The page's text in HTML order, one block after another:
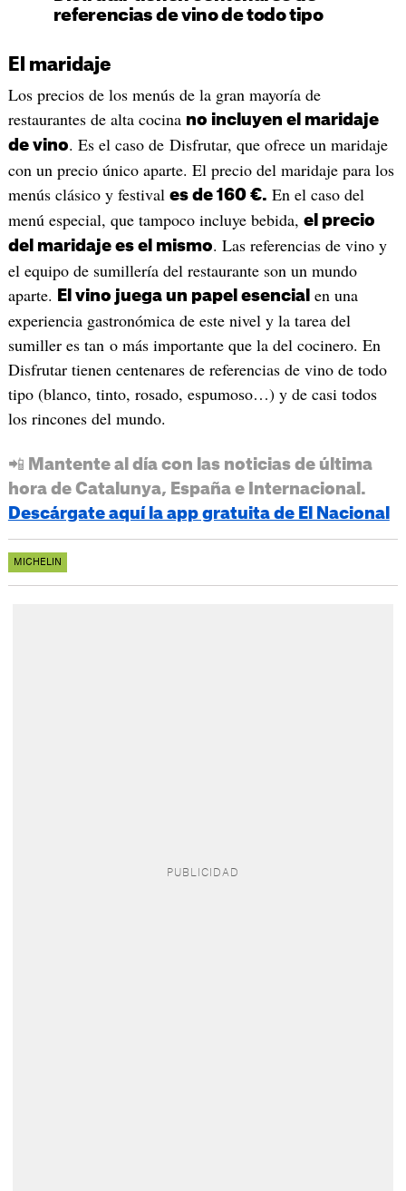
referencias de vino de todo tipo
El maridaje
Los precios de los menús de la gran mayoría de
restaurantes de alta cocina no incluyen el maridaje
de vino. Es el caso de Disfrutar, que ofrece un maridaje
con un precio único aparte. El precio del maridaje para los
menús clásico y festival es de 160 €. En el caso del
menú especial, que tampoco incluye bebida, el precio
del maridaje es el mismo. Las referencias de vino y
el equipo de sumillería del restaurante son un mundo
aparte.
El vino juega un papel esencial en una
experiencia gastronómica de este nivel y la tarea del
sumiller es tan o más importante que la del cocinero. En
Disfrutar tienen centenares de referencias de vino de todo
tipo (blanco, tinto, rosado, espumoso…) y de casi todos
los rincones del mundo.
📲 Mantente al día con las noticias de última
hora de Catalunya, España e Internacional.
Descárgate aquí la app gratuita de El Nacional
MICHELIN